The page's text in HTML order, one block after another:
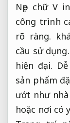
Nẹp chữ V
công trình
rõ ràng.
cầu sử dụng.
hiện đại.
sản phẩm
ướt như
hoặc nơi có